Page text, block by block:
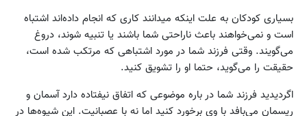
بسیاری کودکان به علت اینکه میدانند کاری که انجام داده‌اند اشتباه
است و نمی‌خواهند باعث ناراحتی شما باشند یا تنبیه شوند، دروغ
می‌گویند. وقتی فرزند شما در مورد اشتباهی که مرتکب شده است،
حقیقت را می‌گوید، حتما او را تشویق کنید.
اگردیدید فرزند شما در باره موضوعی که اتفاق نیفتاده دارد آسمان و
ریسمان می‌بافد با وی برخورد کنید اما نه با عصبانیت. این شیوه‌ها در